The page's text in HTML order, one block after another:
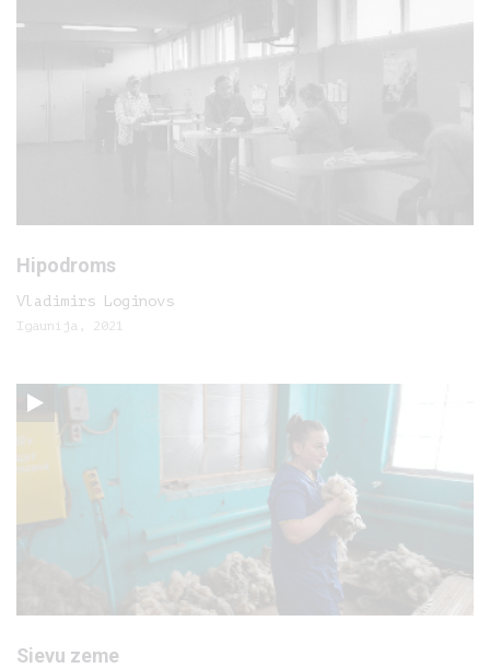
Hipodroms
Vladimirs Loginovs
Igaunija, 2021
Sievu zeme